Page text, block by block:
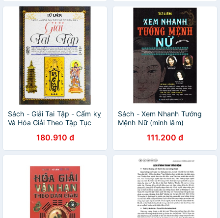
Sách - Giải Tai Tập - Cấm kỵ
Và Hóa Giải Theo Tập Tục
180.910 đ
Sách - Xem Nhanh Tướng
Mệnh Nữ (minh lâm)
111.200 đ